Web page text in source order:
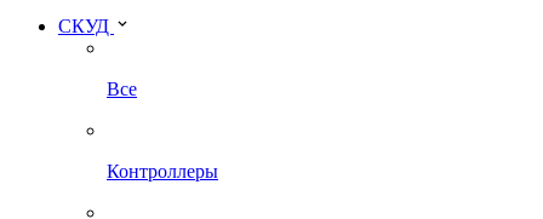
СКУД
Все
Контроллеры